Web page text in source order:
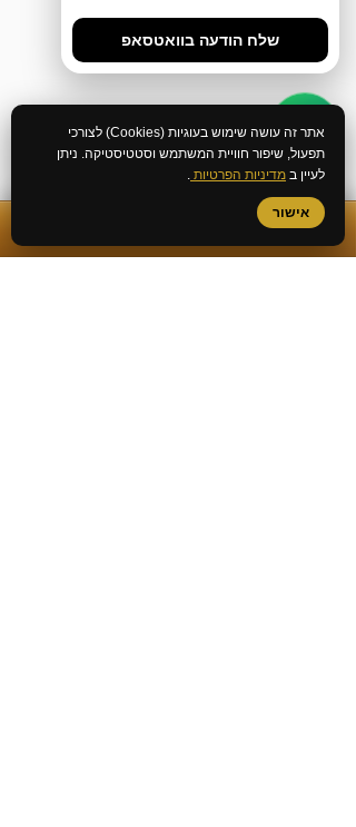
אתר זה עושה שימוש בעוגיות (Cookies) לצורכי
תפעול, שיפור חוויית המשתמש וסטטיסטיקה. ניתן
לעיין ב מדיניות הפרטיות .
אישור
שלח הודעה בוואטסאפ